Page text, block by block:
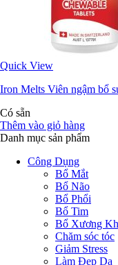
Quick View
Iron Melts Viên ngậm bổ
Có sẵn
Thêm vào giỏ hàng
Danh mục sản phẩm
Công Dụng
Bổ Mắt
Bổ Não
Bổ Phổi
Bổ Tim
Bổ Xương
Chăm sóc tóc
Giảm Stress
Làm Đẹp Da